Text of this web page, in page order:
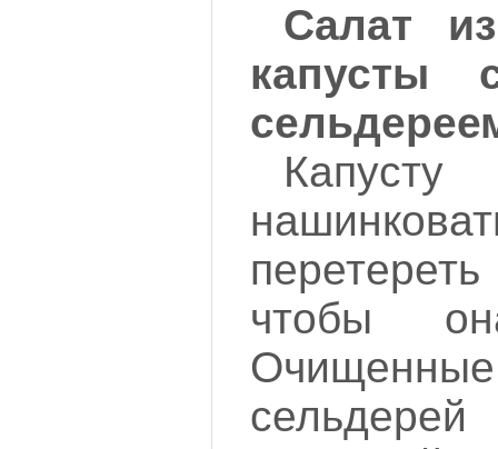
Салат
капусты
чтобы